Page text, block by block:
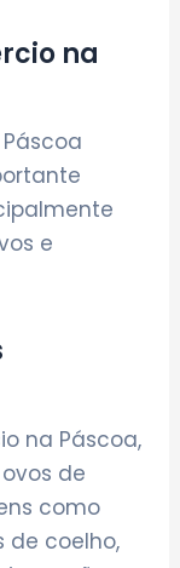
na
e
na Páscoa,
de
como
de coelho,